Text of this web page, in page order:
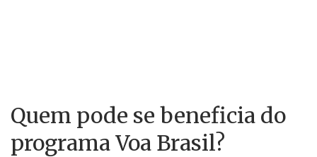
Quem pode se beneficia do
programa Voa Brasil?